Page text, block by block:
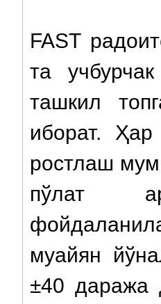
FAST
та
ташкил
иборат.
ростлаш
пўлат
муайян
±40 даража